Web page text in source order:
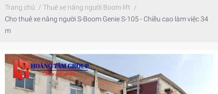
Trang chủ / Thuê xe nâng người Boom lift /
Cho thuê xe nâng người S-Boom Genie S-105 - Chiều cao làm việc 34
m